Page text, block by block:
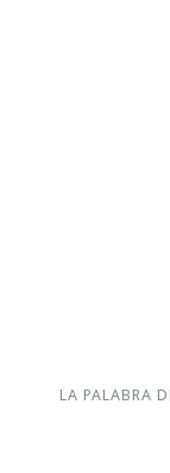
LA PALABRA